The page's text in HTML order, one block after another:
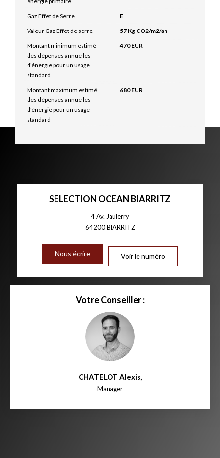
Gaz Effet de Serre
E
Valeur Gaz Effet de serre
57 Kg CO2/m2/an
Montant minimum estimé
des dépenses annuelles
d'énergie pour un usage
standard
470 EUR
Montant maximum estimé
des dépenses annuelles
d'énergie pour un usage
standard
680 EUR
SELECTION OCEAN BIARRITZ
4 Av. Jaulerry
64200BIARRITZ
Nous écrire Voir le numéro
Votre Conseiller :
CHATELOT Alexis,
Manager